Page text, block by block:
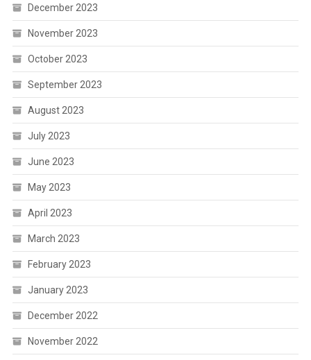
December 2023
November 2023
October 2023
September 2023
August 2023
July 2023
June 2023
May 2023
April 2023
March 2023
February 2023
January 2023
December 2022
November 2022